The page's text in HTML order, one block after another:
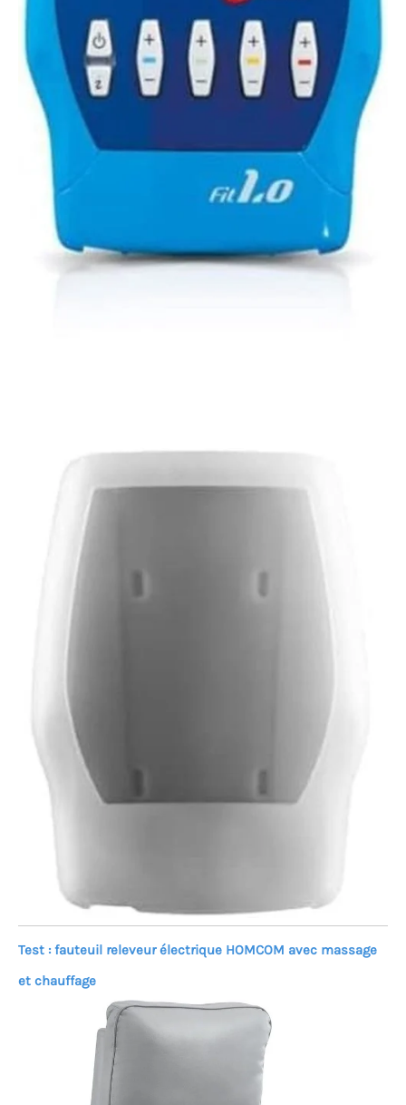
Test : fauteuil releveur électrique HOMCOM avec massage
et chauffage